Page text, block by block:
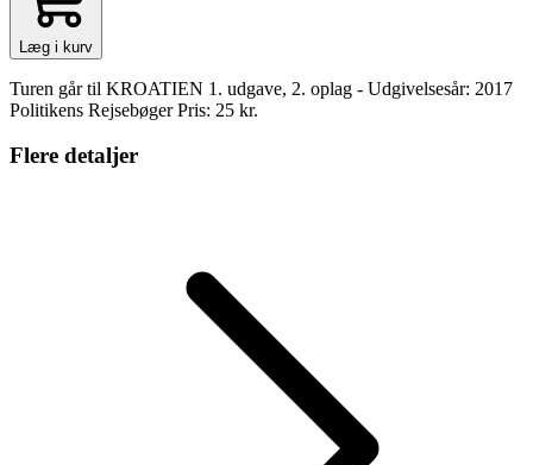
Læg i kurv
Turen går til KROATIEN 1. udgave, 2. oplag - Udgivelsesår: 2017
Politikens Rejsebøger Pris: 25 kr.
Flere detaljer